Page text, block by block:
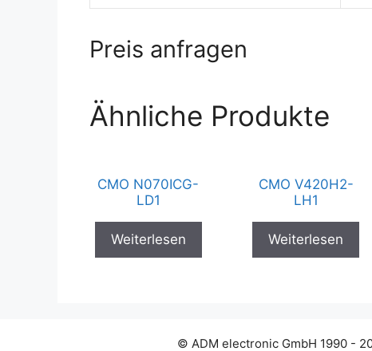
Preis anfragen
Ähnliche Produkte
CMO N070ICG-
LD1
Weiterlesen
CMO V420H2-
LH1
Weiterlesen
© ADM electronic GmbH 1990 -